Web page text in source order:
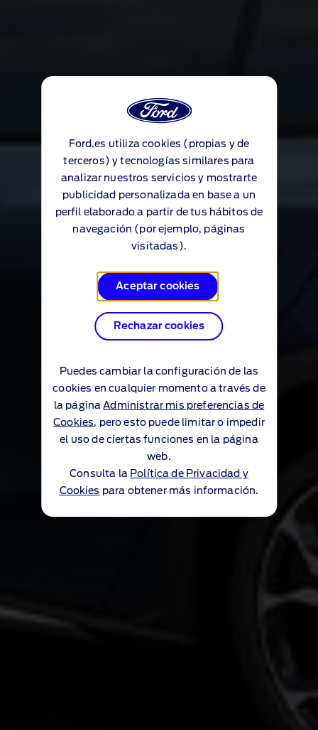
Ford.es utiliza cookies (propias y de
terceros) y tecnologías similares para
analizar nuestros servicios y mostrarte
publicidad personalizada en base a un
perfil elaborado a partir de tus hábitos de
navegación (por ejemplo, páginas
visitadas).
Aceptar cookies
Rechazar cookies
Puedes cambiar la configuración de las
cookies en cualquier momento a través de
la páginaAdministrar mis preferencias de
Cookies, pero esto puede limitar o impedir
el uso de ciertas funciones en la página
web.
Consulta la Política de Privacidad y
Cookies para obtener más información.